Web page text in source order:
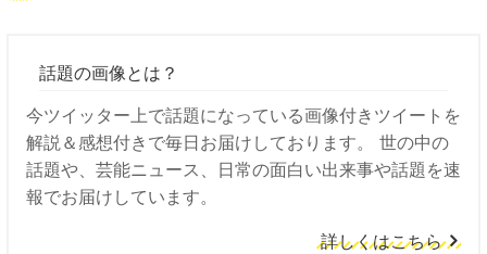
話題の画像とは？
今ツイッター上で話題になっている画像付きツイートを
解説＆感想付きで毎日お届けしております。 世の中の
話題や、芸能ニュース、日常の面白い出来事や話題を速
報でお届けしています。
詳しくはこちら